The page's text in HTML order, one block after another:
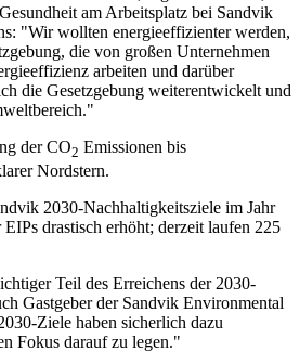
am Arbeitsplatz bei Sandvik
"Wir wollten energieeffizienter werden,
die von großen Unternehmen
arbeiten und darüber
die Gesetzgebung weiterentwickelt und
der CO2 Emissionen bis
Nordstern.
2030-Nachhaltigkeitsziele im Jahr
drastisch erhöht; derzeit laufen 225
Teil des Erreichens der 2030-
Gastgeber der Sandvik Environmental
Ziele haben sicherlich dazu
Fokus darauf zu legen."